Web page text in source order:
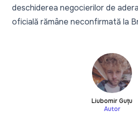
deschiderea negocierilor de
oficială rămâne neconfirmată la
Liubomir Guțu
Autor